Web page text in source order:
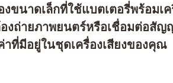
ขนาดเล็กที่ใช้แบตเตอรี่พร้อมเ
งถ่ายภาพยนตร์หรือเชื่อมต่อสั
าที่มีอยู่ในชุดเครื่องเสียงของคุณ